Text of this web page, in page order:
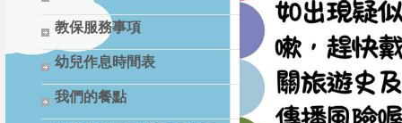
教保服務事項
幼兒作息時間表
我們的餐點